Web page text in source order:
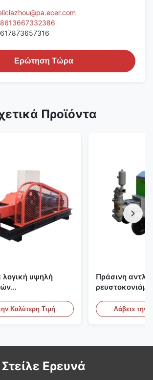
Ερώτηση Τώρα
Προϊόντα
λογική υψηλή
την
Καλύτερη Τιμή
Πράσινη
πατωμάτων
Λάβετε την
Στείλε Ερευνά